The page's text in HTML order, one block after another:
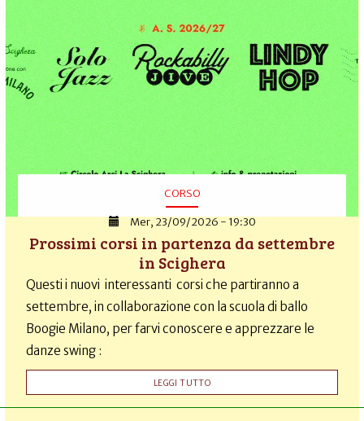
CORSO
Mer, 23/09/2026 - 19:30
Prossimi corsi in partenza da settembre
in Scighera
Questi i nuovi interessanti corsi che partiranno a
settembre, in collaborazione con la scuola di ballo
Boogie Milano, per farvi conoscere e apprezzare le
danze swing :
LEGGI TUTTO